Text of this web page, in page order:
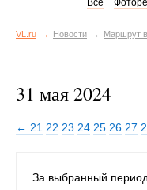
Все
VL.ru Новости Маршрут
31 мая 2024
← 21 22 23 24 25 26 27
За выбранный